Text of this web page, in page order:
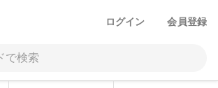
ログイン 会員登録